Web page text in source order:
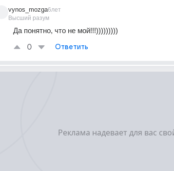
vynos_mozga
Высший разум
6лет
Да понятно, что не мой!!!)))))))))
0 Ответить